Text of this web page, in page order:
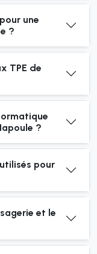
une
?
TPE de
?
pour
et le